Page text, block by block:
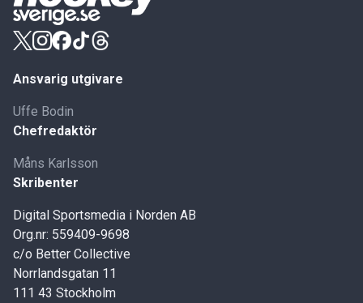
Ansvarig utgivare
Uffe Bodin
Chefredaktör
Måns Karlsson
Skribenter
Digital Sportsmedia i Norden AB
Org.nr: 559409-9698
c/o Better Collective
Norrlandsgatan 11
111 43 Stockholm